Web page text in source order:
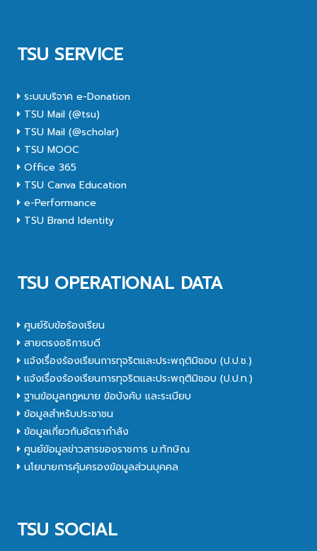
TSU SERVICE
ระบบบริจาค e-Donation
TSU Mail (@tsu)
TSU Mail (@scholar)
TSU MOOC
Office 365
TSU Canva Education
e-Performance
TSU Brand Identity
TSU OPERATIONAL DATA
ศูนย์รับข้อร้องเรียน
สายตรงอธิการบดี
แจ้งเรื่องร้องเรียนการทุจริตและประพฤติมิชอบ (ป.ป.ช.)
แจ้งเรื่องร้องเรียนการทุจริตและประพฤติมิชอบ (ป.ป.ท.)
ฐานข้อมูลกฎหมาย ข้อบังคับ และระเบียบ
ข้อมูลสำหรับประชาชน
ข้อมูลเกี่ยวกับอัตรากำลัง
ศูนย์ข้อมูลข่าวสารของราชการ ม.ทักษิณ
นโยบายการคุ้มครองข้อมูลส่วนบุคคล
TSU SOCIAL